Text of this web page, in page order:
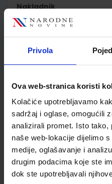
Privola
Ova web-stranica koristi
Kolačiće upotrebljavamo
sadržaj i oglase, omogućili
analizirali promet. Isto tako,
naše web-lokacije dijelimo
medije, oglašavanje i
drugim podacima koje ste
dok ste upotrebljavali
Nakladnik
Autor
Školski razred
Vrsta školske knjige
Vrsta škole
Reg br min